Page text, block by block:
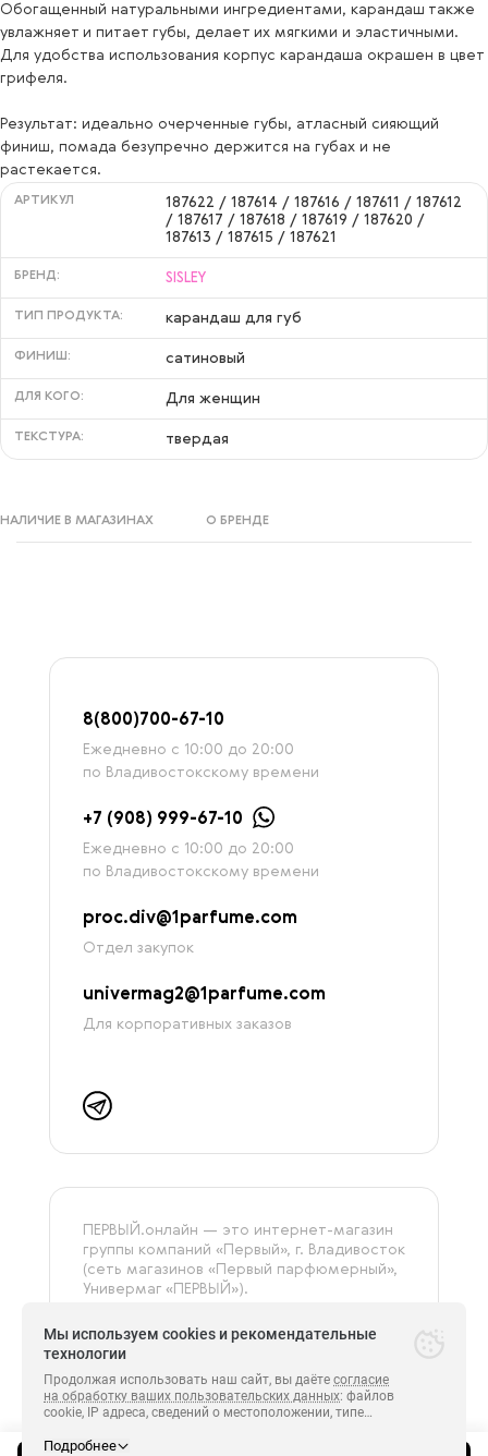
-
Обогащенный натуральными ингредиентами, карандаш также
увлажняет и питает губы, делает их мягкими и эластичными.
Для удобства использования корпус карандаша окрашен в цвет
грифеля.
Результат: идеально очерченные губы, атласный сияющий
финиш, помада безупречно держится на губах и не
растекается.
АРТИКУЛ
187622 / 187614 / 187616 / 187611 / 187612
/ 187617 / 187618 / 187619 / 187620 /
187613 / 187615 / 187621
БРЕНД: SISLEY
ТИП ПРОДУКТА: карандаш для губ
ФИНИШ: сатиновый
ДЛЯ КОГО: Для женщин
ТЕКСТУРА: твердая
НАЛИЧИЕ В МАГАЗИНАХ О БРЕНДЕ
8(800)700-67-10
Ежедневно с 10:00 до 20:00
по Владивостокскому времени
+7 (908) 999-67-10
Ежедневно с 10:00 до 20:00
по Владивостокскому времени
proc.div@1parfume.com
Отдел закупок
univermag2@1parfume.com
Для корпоративных заказов
ПЕРВЫЙ.онлайн — это интернет-магазин
группы компаний «‎Первый», г. Владивосток
(сеть магазинов «Первый парфюмерный»,
Универмаг «ПЕРВЫЙ»).
оригинальная и сертифицированная
продукция.
Все права защищены.
ПЕРВЫЙ 2014-2026.
Мы используем cookies и рекомендательные
технологии
Продолжая использовать наш сайт, вы даёте согласие
на обработку ваших пользовательских данных: файлов
cookie, IP адреса, сведений о местоположении, типе
с которых были совершены переходы на сайт
Подробнее